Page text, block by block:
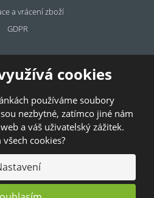
cookies
používáme soubory
nezbytné, zatímco jiné nám
a váš uživatelský zážitek.
cookies?
a vrácení zboží
GDPR
prostory u BAZALKY!
Bazalka s.r.o.
podmínky |Mapa stránek